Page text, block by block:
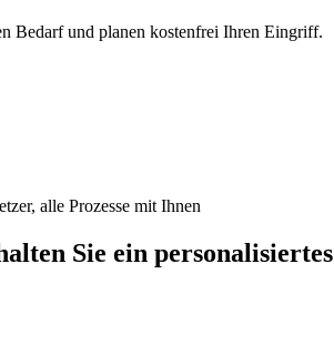
Bedarf und planen kostenfrei Ihren Eingriff.
alle Prozesse mit Ihnen
Sie ein personalisiertes